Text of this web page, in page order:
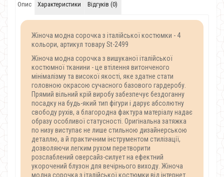
Опис Характеристики Відгуків (0)
Жіноча модна сорочка з італійської костюмки - 4
кольори, артикул товару St-2499
Жіноча модна сорочка з вишуканої італійської
костюмної тканини - це втілення витонченого
мінімалізму та високої якості, яке здатне стати
головною окрасою сучасного базового гардеробу.
Прямий вільний крій виробу забезпечує бездоганну
посадку на будь-який тип фігури і дарує абсолютну
свободу рухів, а благородна фактура матеріалу надає
образу особливої ​​статусності. Оригінальна затяжка
по низу виступає не лише стильною дизайнерською
деталлю, а й практичним інструментом стилізації,
дозволяючи легким рухом перетворити
розслаблений оверсайз-силует на ефектний
укорочений блузон для вечірнього виходу. Жіноча
модна сорочка з італійської костюмки від інтернет